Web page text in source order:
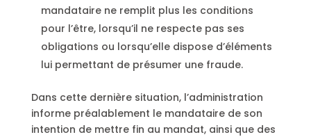
mandataire ne remplit plus les conditions
pour l’être, lorsqu’il ne respecte pas ses
obligations ou lorsqu’elle dispose d’éléments
lui permettant de présumer une fraude.
Dans cette dernière situation, l’administration
informe préalablement le mandataire de son
intention de mettre fin au mandat, ainsi que des